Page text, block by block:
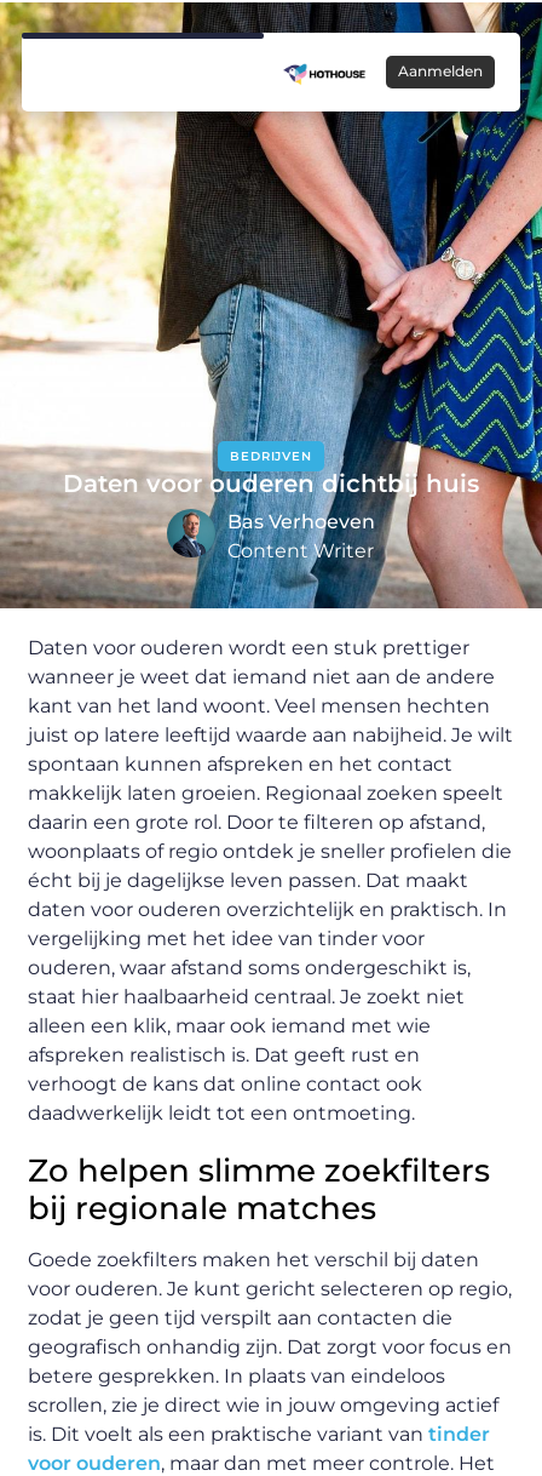
Aanmelden
BEDRIJVEN
Daten voor ouderen dichtbij huis
Bas Verhoeven
Content Writer
Daten voor ouderen wordt een stuk prettiger
wanneer je weet dat iemand niet aan de andere
kant van het land woont. Veel mensen hechten
juist op latere leeftijd waarde aan nabijheid. Je wilt
spontaan kunnen afspreken en het contact
makkelijk laten groeien. Regionaal zoeken speelt
daarin een grote rol. Door te filteren op afstand,
woonplaats of regio ontdek je sneller profielen die
écht bij je dagelijkse leven passen. Dat maakt
daten voor ouderen overzichtelijk en praktisch. In
vergelijking met het idee van tinder voor
ouderen, waar afstand soms ondergeschikt is,
staat hier haalbaarheid centraal. Je zoekt niet
alleen een klik, maar ook iemand met wie
afspreken realistisch is. Dat geeft rust en
verhoogt de kans dat online contact ook
daadwerkelijk leidt tot een ontmoeting.
Zo helpen slimme zoekfilters
bij regionale matches
Goede zoekfilters maken het verschil bij daten
voor ouderen. Je kunt gericht selecteren op regio,
zodat je geen tijd verspilt aan contacten die
geografisch onhandig zijn. Dat zorgt voor focus en
betere gesprekken. In plaats van eindeloos
scrollen, zie je direct wie in jouw omgeving actief
is. Dit voelt als een praktische variant vantinder
voor ouderen, maar dan met meer controle. Het